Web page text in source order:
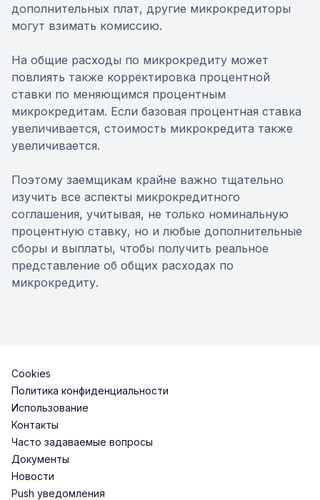
дополнительных плат, другие микрокредиторы
могут взимать комиссию.
На общие расходы по микрокредиту может
повлиять также корректировка процентной
ставки по меняющимся процентным
микрокредитам. Если базовая процентная ставка
увеличивается, стоимость микрокредита также
увеличивается.
Поэтому заемщикам крайне важно тщательно
изучить все аспекты микрокредитного
соглашения, учитывая, не только номинальную
процентную ставку, но и любые дополнительные
сборы и выплаты, чтобы получить реальное
представление об общих расходах по
микрокредиту.
Cookies
Политика конфиденциальности
Использование
Контакты
Часто задаваемые вопросы
Документы
Новости
Push уведомления